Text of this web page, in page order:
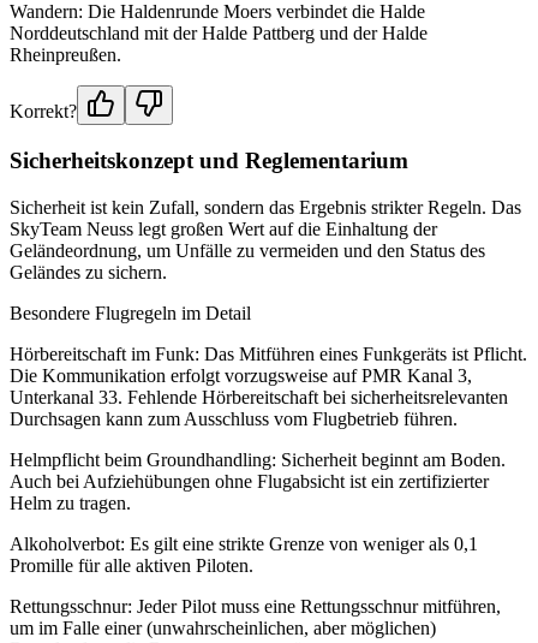
Wandern: Die Haldenrunde Moers verbindet die Halde
Norddeutschland mit der Halde Pattberg und der Halde
Rheinpreußen.
Korrekt?
Sicherheitskonzept und Reglementarium
Sicherheit ist kein Zufall, sondern das Ergebnis strikter Regeln. Das
SkyTeam Neuss legt großen Wert auf die Einhaltung der
Geländeordnung, um Unfälle zu vermeiden und den Status des
Geländes zu sichern.
Besondere Flugregeln im Detail
Hörbereitschaft im Funk: Das Mitführen eines Funkgeräts ist Pflicht.
Die Kommunikation erfolgt vorzugsweise auf PMR Kanal 3,
Unterkanal 33. Fehlende Hörbereitschaft bei sicherheitsrelevanten
Durchsagen kann zum Ausschluss vom Flugbetrieb führen.
Helmpflicht beim Groundhandling: Sicherheit beginnt am Boden.
Auch bei Aufziehübungen ohne Flugabsicht ist ein zertifizierter
Helm zu tragen.
Alkoholverbot: Es gilt eine strikte Grenze von weniger als 0,1
Promille für alle aktiven Piloten.
Rettungsschnur: Jeder Pilot muss eine Rettungsschnur mitführen,
um im Falle einer (unwahrscheinlichen, aber möglichen)